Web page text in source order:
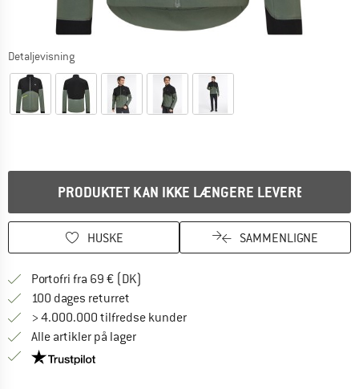
Detaljevisning
PRODUKTET KAN IKKE LÆNGERE LEVERES
HUSKE SAMMENLIGNE
Portofri fra 69 € (DK)
100 dages returret
> 4.000.000 tilfredse kunder
Alle artikler på lager
Vi er Trustpilot-certificeret - oplysningerne får du